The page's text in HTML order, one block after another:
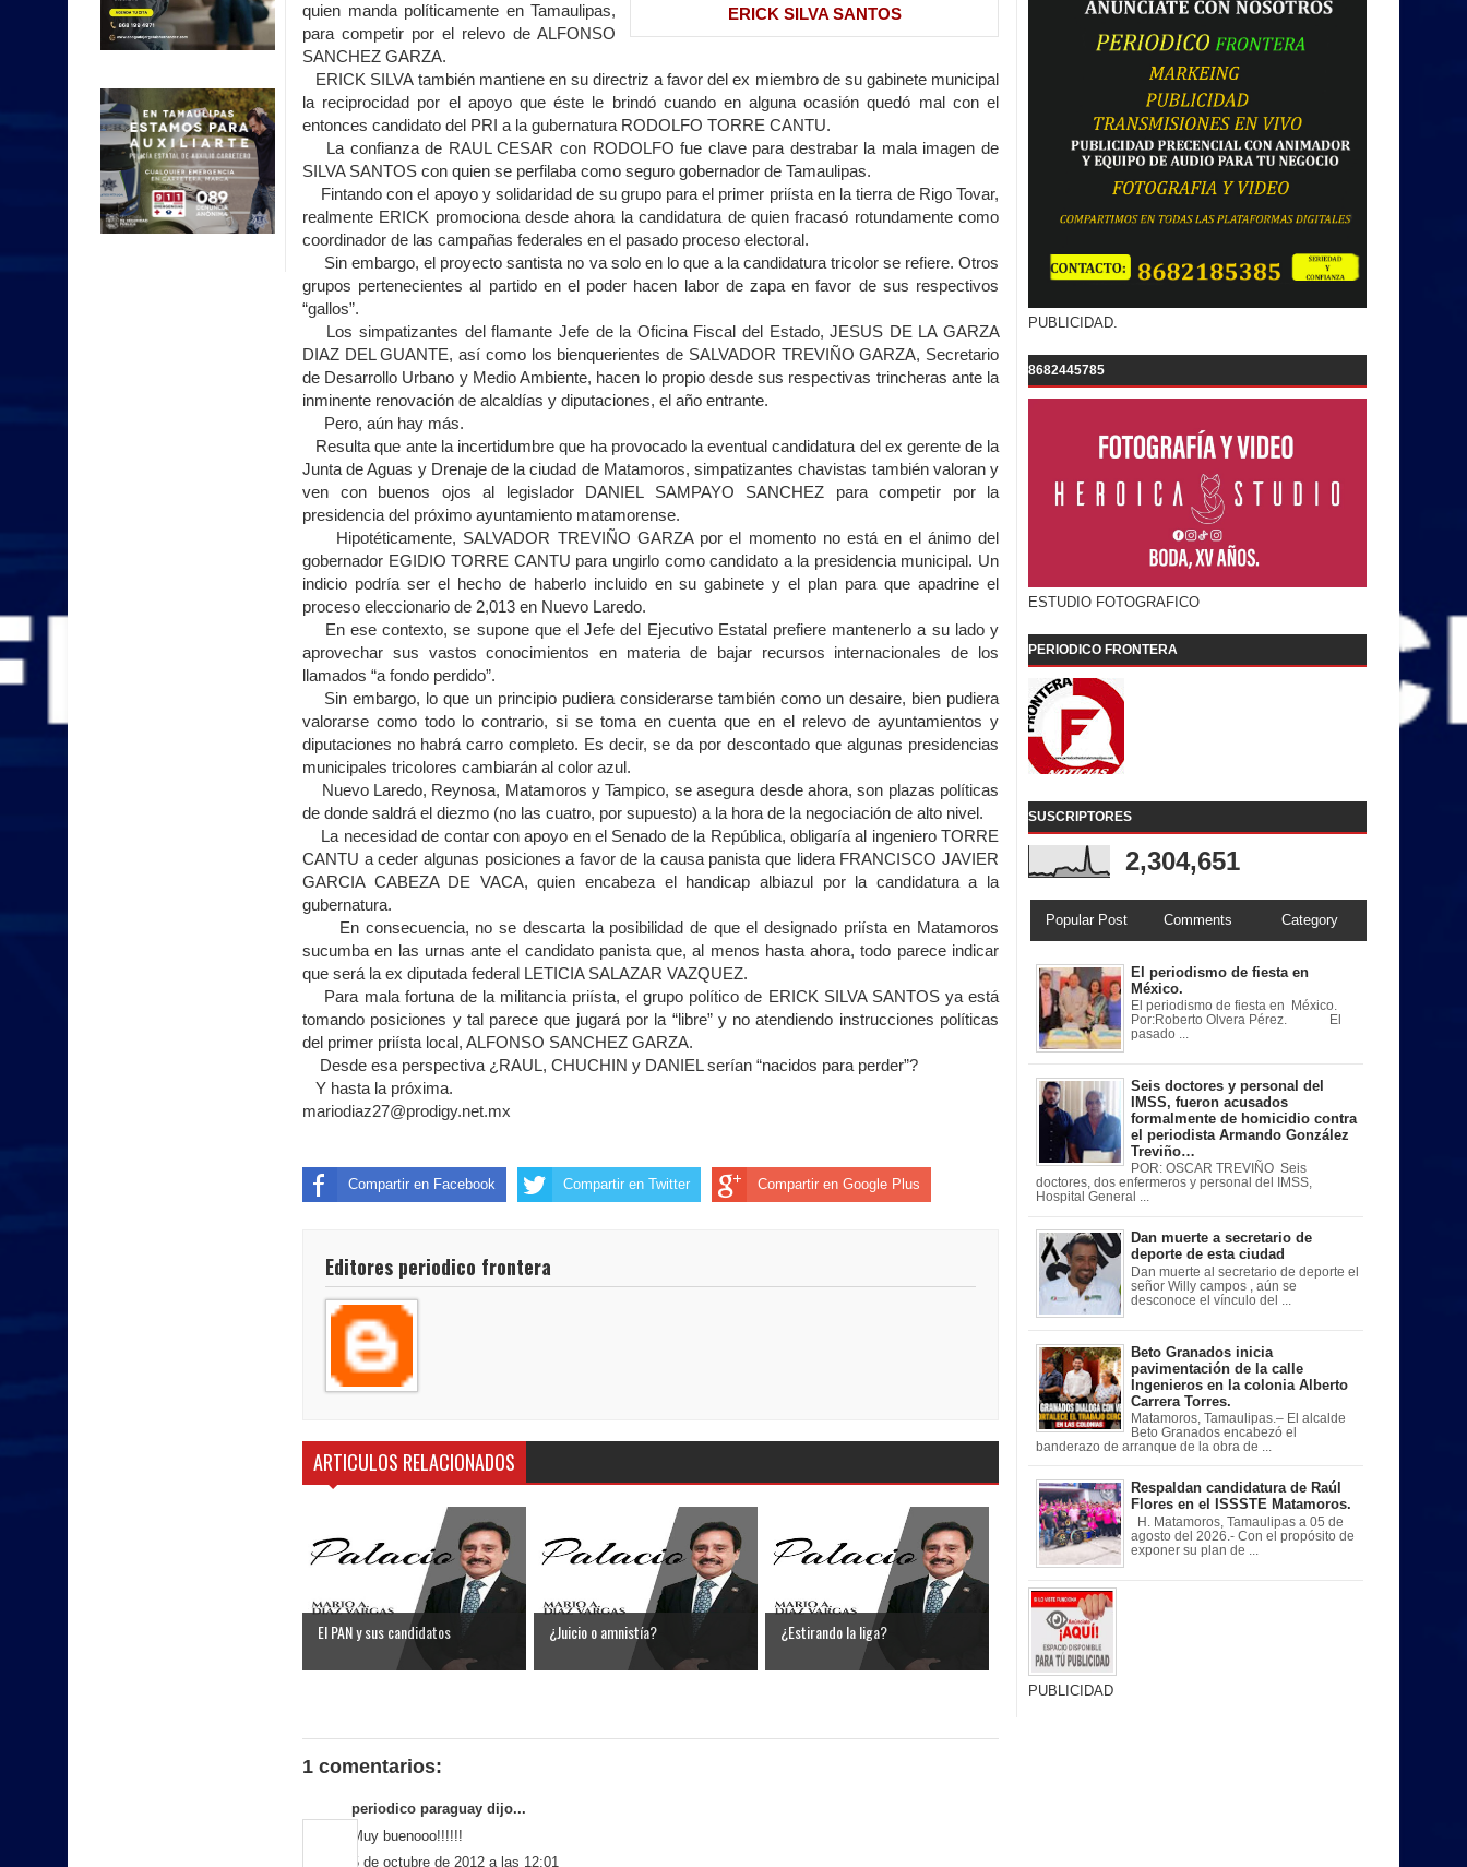
ERICK SILVA SANTOS
quien manda políticamente en Tamaulipas,
para competir por el relevo de ALFONSO
SANCHEZ GARZA.
ERICK SILVA también mantiene en su directriz a favor del ex miembro de su gabinete municipal
la reciprocidad por el apoyo que éste le brindó cuando en alguna ocasión quedó mal con el
entonces candidato del PRI a la gubernatura RODOLFO TORRE CANTU.
La confianza de RAUL CESAR con RODOLFO fue clave para destrabar la mala imagen de
SILVA SANTOS con quien se perfilaba como seguro gobernador de Tamaulipas.
Fintando con el apoyo y solidaridad de su grupo para el primer priísta en la tierra de Rigo Tovar,
realmente ERICK promociona desde ahora la candidatura de quien fracasó rotundamente como
coordinador de las campañas federales en el pasado proceso electoral.
Sin embargo, el proyecto santista no va solo en lo que a la candidatura tricolor se refiere. Otros
grupos pertenecientes al partido en el poder hacen labor de zapa en favor de sus respectivos
“gallos”.
Los simpatizantes del flamante Jefe de la OficinaFiscal del Estado, JESUS DE LA GARZA
DIAZ DEL GUANTE, así como los bienquerientes de SALVADOR TREVIÑO GARZA, Secretario
de Desarrollo Urbano y Medio Ambiente, hacen lo propio desde sus respectivas trincheras ante la
inminente renovación de alcaldías y diputaciones, el año entrante.
Pero, aún hay más.
Resulta que ante la incertidumbre que ha provocado la eventual candidatura del ex gerente de la
Junta de Aguas y Drenaje de la ciudad de Matamoros, simpatizantes chavistas también valoran y
ven con buenos ojos al legislador DANIEL SAMPAYO SANCHEZ para competir por la
presidencia del próximo ayuntamiento matamorense.
Hipotéticamente, SALVADOR TREVIÑO GARZA por el momento no está en el ánimo del
gobernador EGIDIO TORRE CANTU para ungirlo como candidato a la presidencia municipal. Un
indicio podría ser el hecho de haberlo incluido en su gabinete y el plan para que apadrine el
proceso eleccionario de 2,013 en Nuevo Laredo.
En ese contexto, se supone que el Jefe del Ejecutivo Estatal prefiere mantenerlo a su lado y
aprovechar sus vastos conocimientos en materia de bajar recursos internacionales de los
llamados “a fondo perdido”.
Sin embargo, lo que un principio pudiera considerarse también como un desaire, bien pudiera
valorarse como todo lo contrario, si se toma en cuenta que en el relevo de ayuntamientos y
diputaciones no habrá carro completo. Es decir, se da por descontado que algunas presidencias
municipales tricolores cambiarán al color azul.
Nuevo Laredo, Reynosa, Matamoros y Tampico, se asegura desde ahora, son plazas políticas
de donde saldrá el diezmo (no las cuatro, por supuesto) a la hora de la negociación de alto nivel.
La necesidad de contar con apoyo en el Senado de la República, obligaría al ingeniero TORRE
CANTU a ceder algunas posiciones a favor de la causa panista que lidera FRANCISCO JAVIER
GARCIA CABEZA DE VACA, quien encabeza el handicap albiazul por la candidatura a la
gubernatura.
En consecuencia, no se descarta la posibilidad de que el designado priísta en Matamoros
sucumba en las urnas ante el candidato panista que, al menos hasta ahora, todo parece indicar
que será la ex diputada federal LETICIA SALAZAR VAZQUEZ.
Para mala fortuna de la militancia priísta, el grupo político de ERICK SILVA SANTOS ya está
tomando posiciones y tal parece que jugará por la “libre” y no atendiendo instrucciones políticas
del primer priísta local, ALFONSO SANCHEZ GARZA.
Desde esa perspectiva ¿RAUL, CHUCHIN y DANIEL serían “nacidos para perder”?
Y hasta la próxima.
mariodiaz27@prodigy.net.mx
Compartir en Facebook Compartir en Twitter Compartir en Google Plus
Editores periodico frontera
ARTICULOS RELACIONADOS
El PAN y sus candidatos ¿Juicio o amnistía? ¿Estirando la liga?
1 comentarios:
periodico paraguay dijo...
Muy buenooo!!!!!!
5 de octubre de 2012 a las 12:01
PUBLICIDAD.
8682445785
ESTUDIO FOTOGRAFICO
PERIODICO FRONTERA
SUSCRIPTORES
2,304,651
Popular Post Comments Category
El periodismo de fiesta en
México.
El periodismo de fiesta en México.
Por:Roberto Olvera Pérez. El
pasado ...
Seis doctores y personal del
IMSS, fueron acusados
formalmente de homicidio contra
el periodista Armando González
Treviño…
POR: OSCAR TREVIÑO Seis
doctores, dos enfermeros y personal del IMSS,
Hospital General ...
Dan muerte a secretario de
deporte de esta ciudad
Dan muerte al secretario de deporte el
señor Willy campos , aún se
desconoce el vínculo del ...
Beto Granados inicia
pavimentación de la calle
Ingenieros en la colonia Alberto
Carrera Torres.
Matamoros, Tamaulipas.– El alcalde
Beto Granados encabezó el
banderazo de arranque de la obra de ...
Respaldan candidatura de Raúl
Flores en el ISSSTE Matamoros.
H. Matamoros, Tamaulipas a 05 de
agosto del 2026.- Con el propósito de
exponer su plan de ...
PUBLICIDAD